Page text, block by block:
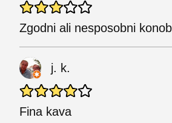
Zgodni ali nesposobni
j. k.
Fina kava